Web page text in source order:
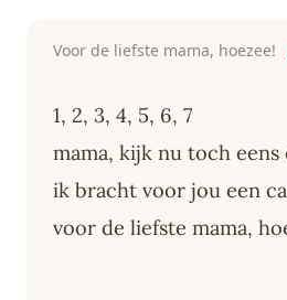
Voor de liefste mama, hoezee!
1, 2, 3, 4, 5, 6, 7
mama, kijk nu toch eens
ik bracht voor jou een
voor de liefste mama,